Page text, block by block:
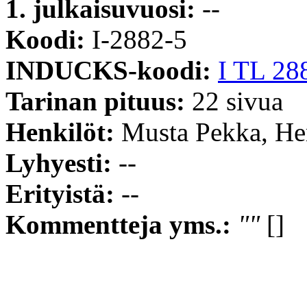
1. julkaisuvuosi: --
Koodi: I-2882-5
INDUCKS-koodi: I TL
Tarinan pituus: 22 sivua
Henkilöt: Musta Pekka,
Lyhyesti: --
Erityistä: --
Kommentteja yms.: ""[]